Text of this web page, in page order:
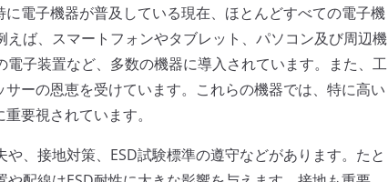
電子機器が普及している現在、ほとんどすべての電子機
ば、スマートフォンやタブレット、パソコン及び周辺機
子装置など、多数の機器に導入されています。また、工
ーの恩恵を受けています。これらの機器では、特に高い
要視されています。
、接地対策、ESD試験標準の遵守などがあります。たと